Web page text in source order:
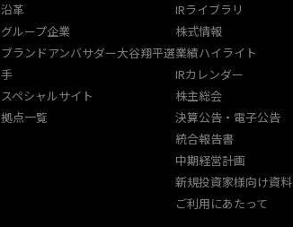
沿革
グループ企業
ブランドアンバサダー大谷翔平選
手
スペシャルサイト
拠点一覧
IRライブラリ
株式情報
業績ハイライト
IRカレンダー
株主総会
決算公告・電子公告
統合報告書
中期経営計画
新規投資家様向け資料
ご利用にあたって